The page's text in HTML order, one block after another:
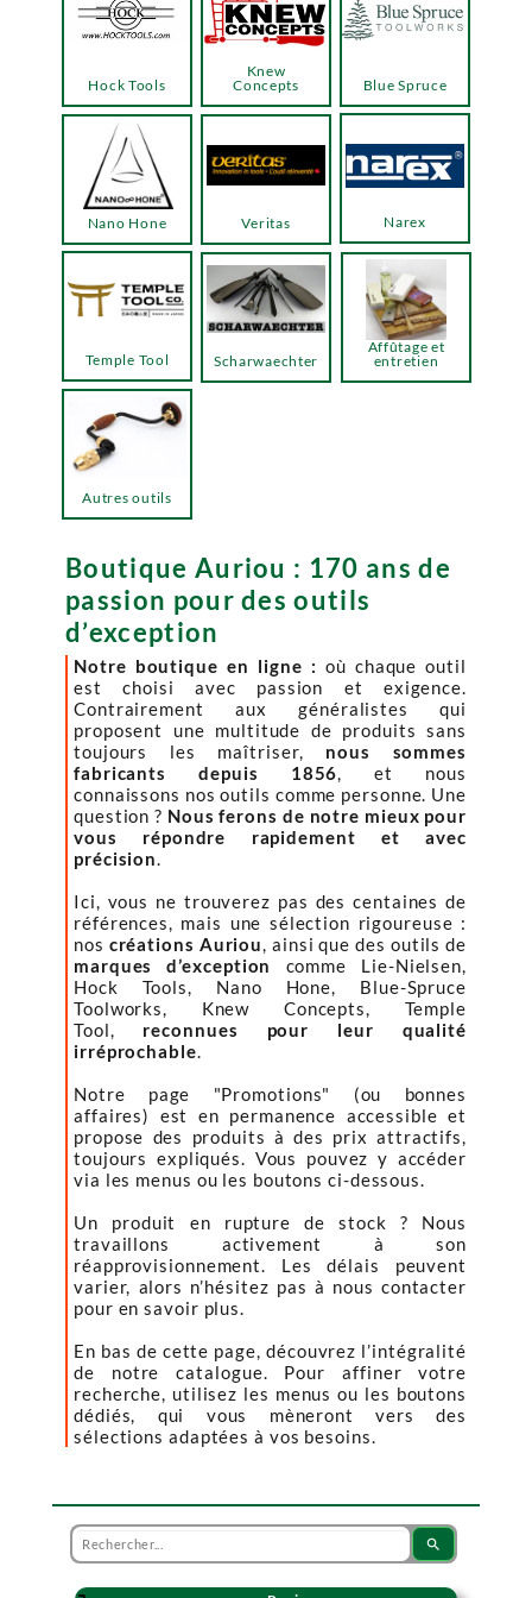
Boutique Auriou : 170 ans de
passion pour des outils
d’exception
Notre boutique en ligne : où chaque outil
est choisi avec passion et exigence.
Contrairement aux généralistes qui
proposent une multitude de produits sans
toujours les maîtriser, nous sommes
fabricants depuis 1856, et nous
connaissons nos outils comme personne. Une
question ? Nous ferons de notre mieux pour
vous répondre rapidement et avec
précision.
Ici, vous ne trouverez pas des centaines de
références, mais une sélection rigoureuse :
nos créations Auriou, ainsi que des outils de
marques d’exception
comme Lie-Nielsen,
Hock Tools, Nano Hone, Blue-Spruce
Toolworks, Knew Concepts, Temple
Tool, reconnues pour leur qualité
irréprochable.
Notre page "Promotions" (ou bonnes
affaires) est en permanence accessible et
propose des produits à des prix attractifs,
toujours expliqués. Vous pouvez y accéder
via les menus ou les boutons ci-dessous.
Un produit en rupture de stock ? Nous
travaillons activement à son
réapprovisionnement. Les délais peuvent
varier, alors n’hésitez pas à nous contacter
pour en savoir plus.
En bas de cette page, découvrez l’intégralité
de notre catalogue. Pour affiner votre
recherche, utilisez les menus ou les boutons
dédiés, qui vous mèneront vers des
sélections adaptées à vos besoins.
Hock Tools
Knew
Concepts
Temple Tool
Blue Spruce
Narex
Veritas
Nano Hone
Autres outils
Scharwaechter
Affûtage et
entretien
search